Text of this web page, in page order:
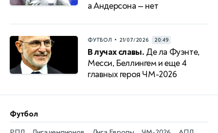
а Андерсона — нет
ФУТБОЛ • 21/07/2026 20:49
В лучах славы. Де ла Фуэнте,
Месси, Беллингем и еще 4
главных героя ЧМ-2026
Футбол